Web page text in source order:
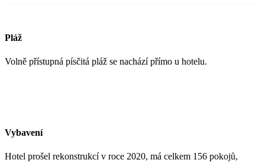
Pláž
Volně přístupná písčitá pláž se nachází přímo u hotelu.
Vybavení
Hotel prošel rekonstrukcí v roce 2020, má celkem 156 pokojů,